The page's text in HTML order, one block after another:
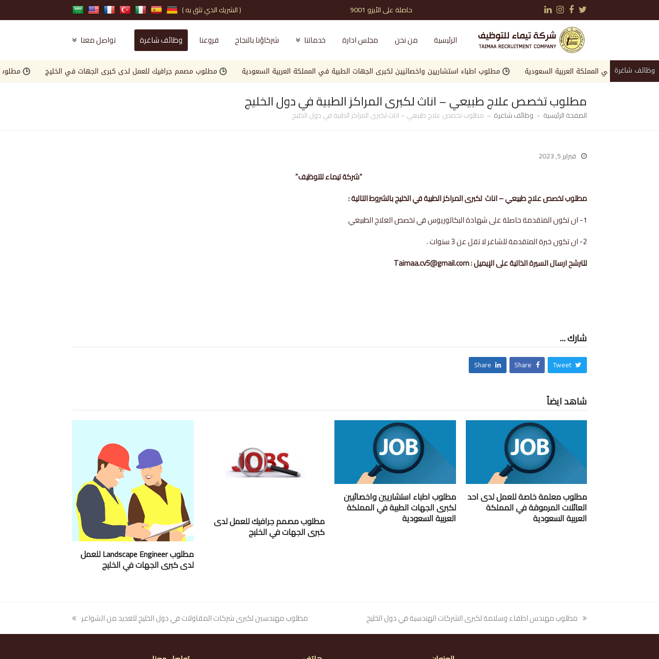
Twitter
Facebook
Instagram حاصلة على الأيزو 9001 ( الشريك الذي تثق به )
الرئيسية من نحن مجلس ادارة خدماتنا شركاؤنا بالنجاح فروعنا وظائف شاغرة تواصل معنا
وظائف شاغرةفي المملكة العربية السعودية مطلوب اطباء استشاريين واخصائيين لكبرى الجهات الطبية في المملكة العربية السعودية مطلوب مصمم جرافيك للعمل لدى كبرى الجهات في الخليج مطلوب Landscape Engineer للعمل لدى كبرى الجهات في الخليج
مطلوب تخصص علاج طبيعي – اناث لكبرى المراكز الطبية في دول الخليج
الصفحة الرئيسية » وظائف شاغرة » مطلوب تخصص علاج طبيعي – اناث لكبرى المراكز الطبية في دول الخليج
فبراير 5, 2023
“شركة تيماء للتوظيف”
مطلوب تخصص علاج طبيعي – اناث لكبرى المراكز الطبية في الخليج بالشروط التالية :
1- ان تكون المتقدمة حاصلة على شهادة البكالوريوس في تخصص العلاج الطبيعي
2- ان تكون خبرة المتقدمة للشاغر لا تقل عن 3 سنوات .
للترشح ارسال السيرة الذاتية على الإيميل : Taimaa.cv5@gmail.com
شارك ...
Tweet
Share
Share
شاهد ايضاً
مطلوب معلمة خاصة للعمل لدى احد
العائلات المرموقة في المملكة
العربية السعودية
مطلوب اطباء استشاريين واخصائيين
لكبرى الجهات الطبية في المملكة
العربية السعودية مطلوب مصمم جرافيك للعمل لدى
كبرى الجهات في الخليج
مطلوب Landscape Engineer للعمل
لدى كبرى الجهات في الخليج
previous
مطلوب مهندس اطفاء وسلامة لكبرى الشركات الهندسية في دول الخليج
next
مطلوب مهندسين لكبرى شركات المقاولات في دول الخليج للعديد من الشواغر